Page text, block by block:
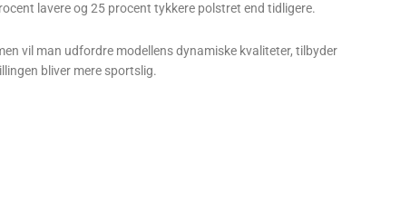
lavere og 25 procent tykkere polstret end tidligere.
vil man udfordre modellens dynamiske kvaliteter, tilbyder
bliver mere sportslig.